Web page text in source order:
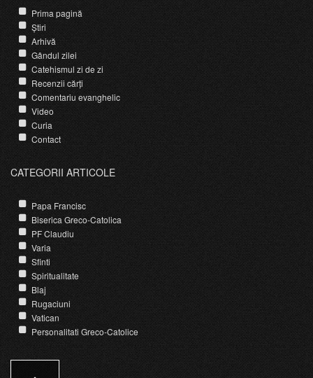
Prima pagină
Știri
Arhivă
Gândul zilei
Catehismul zi de zi
Recenzii cărți
Comentariu evanghelic
Video
Curia
Contact
CATEGORII ARTICOLE
Papa Francisc
Biserica Greco-Catolica
PF Claudiu
Varia
Sfinti
Spiritualitate
Blaj
Rugaciuni
Vatican
Personalitati Greco-Catolice